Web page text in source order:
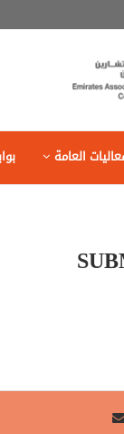
العامة